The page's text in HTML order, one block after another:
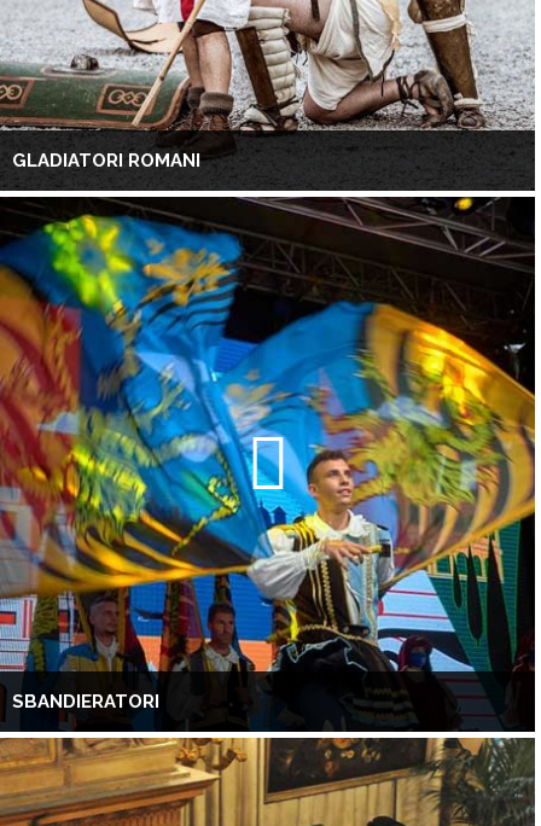
GLADIATORI ROMANI
SBANDIERATORI